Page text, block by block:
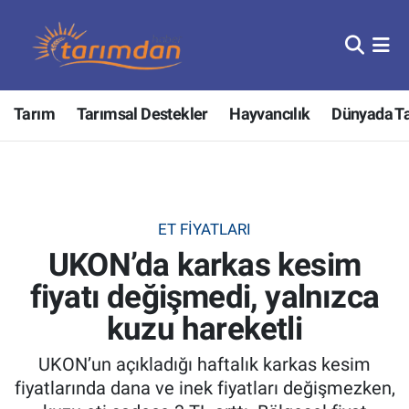
Tarım Tarımsal Destekler Hayvancılık Dünyada
ET FIYATLARI
UKON’da karkas kesim
fiyatı değişmedi, yalnızca
kuzu hareketli
UKON’un açıkladığı haftalık karkas kesim
fiyatlarında dana ve inek fiyatları değişmezken,
Tarım
Hayvancılık
Tarımsal Destekler
Tarım Bakanlığı
Tarım Kredi Kooperatifleri
Nöbetçi Eczaneler
Hava Durumu
Tüm Manşetler
Son Dakika Haberleri